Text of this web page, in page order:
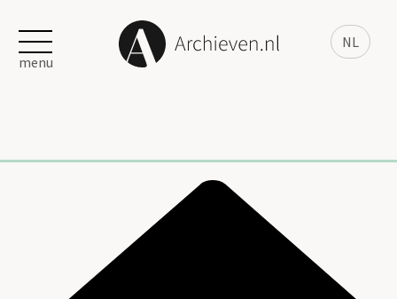
NL
menu